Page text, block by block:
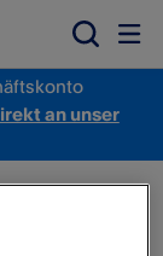
an unser